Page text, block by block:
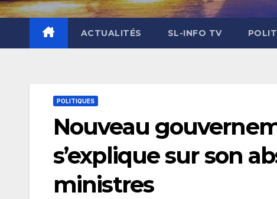
ACTUALITÉS SL-INFO TV
POLITIQUES
Nouveau
s’explique sur son
ministres